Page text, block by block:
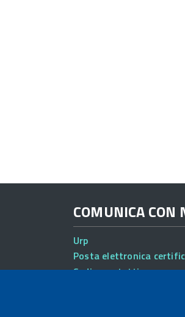
COMUNICA CON
Urp
Posta elettronica
Sedi e contatti